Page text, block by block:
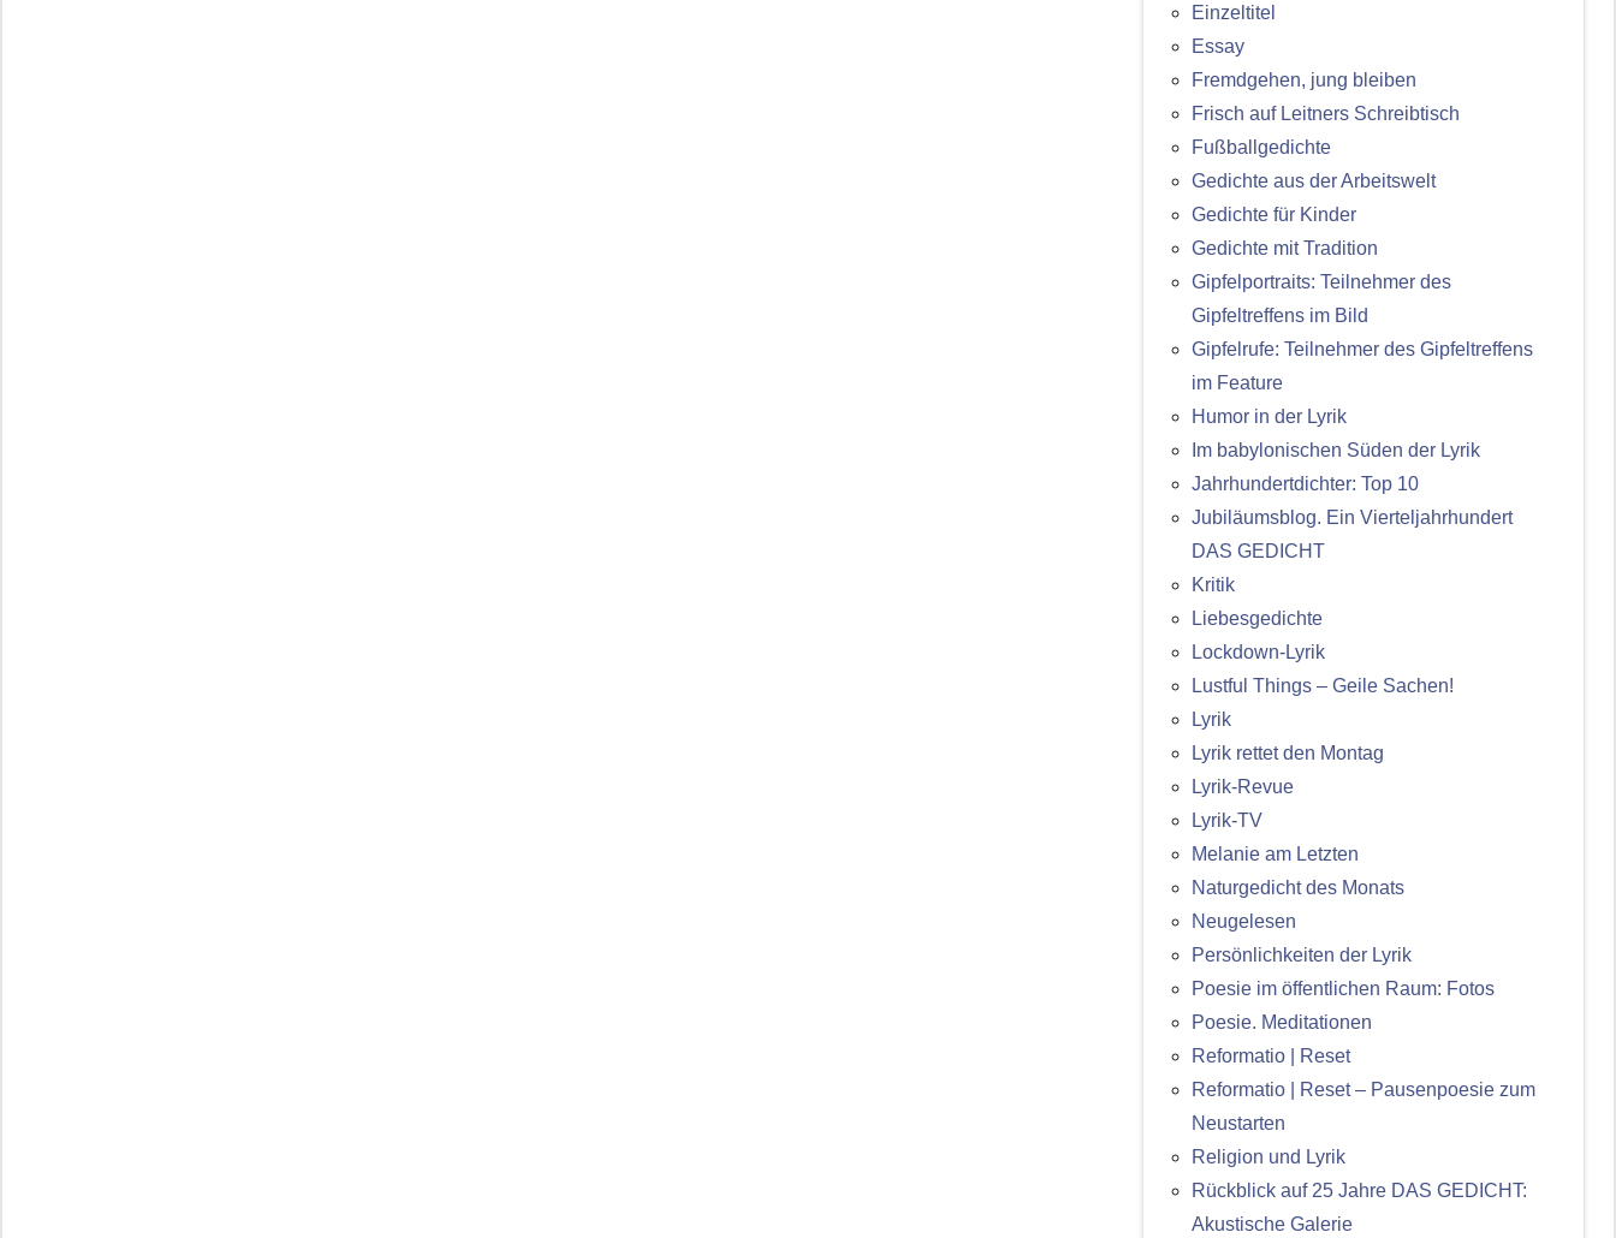
Einzeltitel
Essay
Fremdgehen, jung bleiben
Frisch auf Leitners Schreibtisch
Fußballgedichte
Gedichte aus der Arbeitswelt
Gedichte für Kinder
Gedichte mit Tradition
Gipfelportraits: Teilnehmer des
Gipfeltreffens im Bild
Gipfelrufe: Teilnehmer des Gipfeltreffens
im Feature
Humor in der Lyrik
Im babylonischen Süden der Lyrik
Jahrhundertdichter: Top 10
Jubiläumsblog. Ein Vierteljahrhundert
DAS GEDICHT
Kritik
Liebesgedichte
Lockdown-Lyrik
Lustful Things – Geile Sachen!
Lyrik
Lyrik rettet den Montag
Lyrik-Revue
Lyrik-TV
Melanie am Letzten
Naturgedicht des Monats
Neugelesen
Persönlichkeiten der Lyrik
Poesie im öffentlichen Raum: Fotos
Poesie. Meditationen
Reformatio | Reset
Reformatio | Reset – Pausenpoesie zum
Neustarten
Religion und Lyrik
Rückblick auf 25 Jahre DAS GEDICHT:
Akustische Galerie